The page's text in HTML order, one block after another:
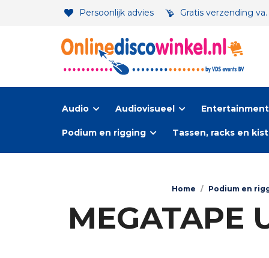
Persoonlijk advies Gratis verzending
Audio Audiovisueel
Podium en rigging Tassen, racks en
Home / Podium en
MEGATAPE